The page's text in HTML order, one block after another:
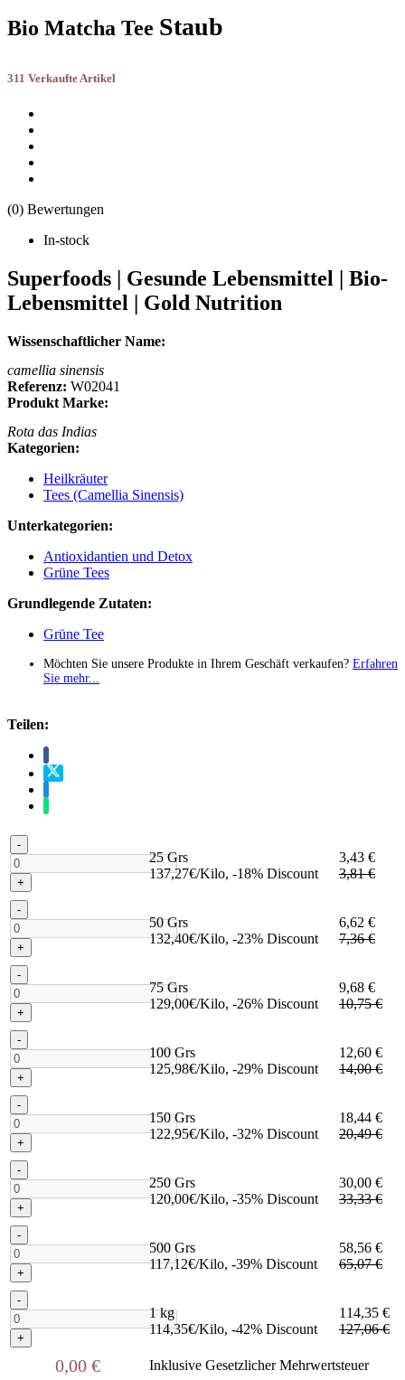
Bio Matcha Tee Staub
311 Verkaufte Artikel
(0) Bewertungen
In-stock
Superfoods | Gesunde Lebensmittel | Bio-
Lebensmittel | Gold Nutrition
Wissenschaftlicher Name:
camellia sinensis
Referenz: W02041
Produkt Marke:
Rota das Indias
Kategorien:
Heilkräuter
Tees (Camellia Sinensis)
Unterkategorien:
Antioxidantien und Detox
Grüne Tees
Grundlegende Zutaten:
Grüne Tee
Möchten Sie unsere Produkte in Ihrem Geschäft verkaufen? Erfahren
Sie mehr...
Teilen:
-
+
25 Grs
137,27€/Kilo, -18% Discount
3,43 €
3,81 €
-
+
50 Grs
132,40€/Kilo, -23% Discount
6,62 €
7,36 €
-
+
75 Grs
129,00€/Kilo, -26% Discount
9,68 €
10,75 €
-
+
100 Grs
125,98€/Kilo, -29% Discount
12,60 €
14,00 €
-
+
150 Grs
122,95€/Kilo, -32% Discount
18,44 €
20,49 €
-
+
250 Grs
120,00€/Kilo, -35% Discount
30,00 €
33,33 €
-
+
500 Grs
117,12€/Kilo, -39% Discount
58,56 €
65,07 €
-
+
1 kg
114,35€/Kilo, -42% Discount
114,35 €
127,06 €
0,00 € Inklusive Gesetzlicher Mehrwertsteuer